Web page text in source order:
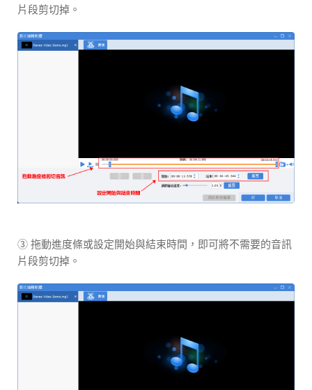
片段剪切掉。
③ 拖動進度條或設定開始與結束時間，即可將不需要的音訊
片段剪切掉。